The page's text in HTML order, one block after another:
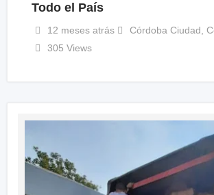
Todo el País
12 meses atrás Córdoba Ciudad
305 Views